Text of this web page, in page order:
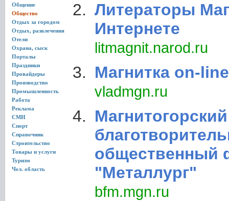
Общение
Общество
Отдых за городом
Отдых, развлечения
Отели
Охрана, сыск
Порталы
Праздники
Провайдеры
Производство
Промышленность
Работа
Реклама
СМИ
Спорт
Справочник
Строительство
Товары и услуги
Туризм
Чел. область
Литераторы
Интернете
litmagnit.narod.ru
Магнитка on-line
vladmgn.ru
общественный
"Металлург"
bfm.mgn.ru